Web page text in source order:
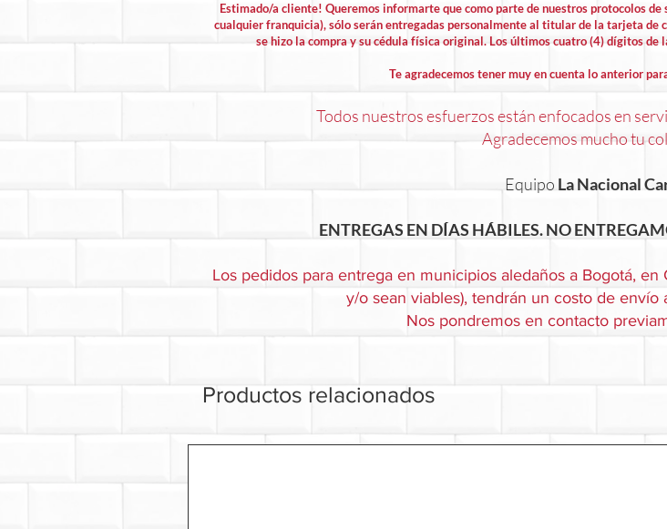
Estimado/a cliente! Queremos informarte que como parte de nuestros protocolos de
cualquier franquicia), sólo serán entregadas personalmente al titular de la tarjeta
se hizo la compra y su cédula física original. Los últimos cuatro (4) dígitos
Te agradecemos tener muy en cuenta lo anterior
Todos nuestros esfuerzos están enfocados en
Agradecemos mucho tu
Equipo La Nacional
ENTREGAS EN DÍAS HÁBILES. NO
Los pedidos para entrega en municipios aledaños a Bogotá,
y/o sean viables), tendrán un costo de
Nos pondremos en contacto
Productos relacionados